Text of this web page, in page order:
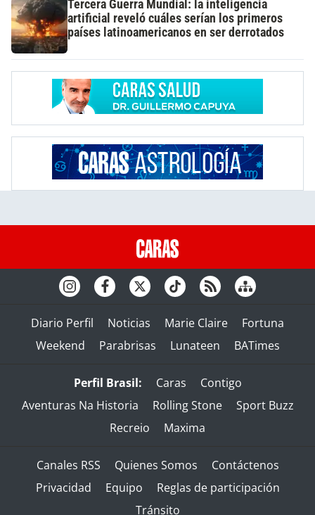
Tercera Guerra Mundial: la inteligencia
artificial reveló cuáles serían los primeros
países latinoamericanos en ser derrotados
Diario Perfil Noticias Marie Claire
Fortuna
Weekend
Parabrisas Lunateen BATimes
Perfil Brasil: Caras
Contigo
Aventuras Na Historia
Rolling Stone
Sport Buzz
Recreio
Maxima
Canales RSS Quienes Somos
Contáctenos
Privacidad
Equipo
Reglas de participación
Tránsito